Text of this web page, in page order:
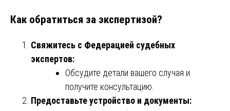
Как обратиться за экспертизой?
Свяжитесь с Федерацией судебных
экспертов:
Обсудите детали вашего случая и
получите консультацию.
Предоставьте устройство и документы: